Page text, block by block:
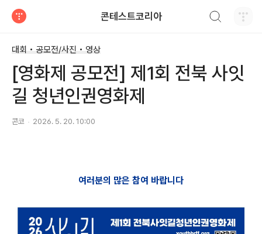
콘테스트코리아
대회 • 공모전/사진 • 영상
[영화제 공모전] 제1회 전북 사잇
길 청년인권영화제
콘코 2026. 5. 20. 10:00
여러분의 많은 참여 바랍니다